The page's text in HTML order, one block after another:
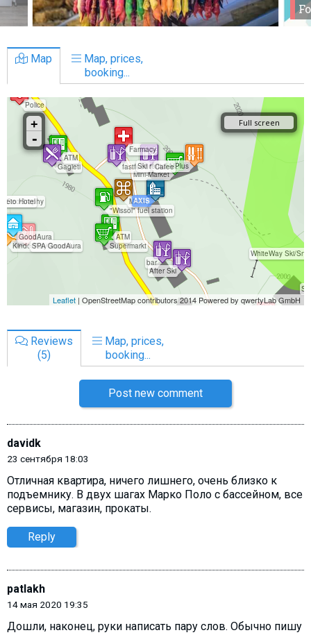
Map
Map, prices,
booking...
Reviews
(5)
Map, prices,
booking...
Post new comment
davidk
23 сентября 18:03
Отличная квартира, ничего лишнего, очень близко к
подъемнику. В двух шагах Марко Поло с бассейном, все
сервисы, магазин, прокаты.
Reply
patlakh
14 мая 2020 19:35
Дошли, наконец, руки написать пару слов. Обычно пишу